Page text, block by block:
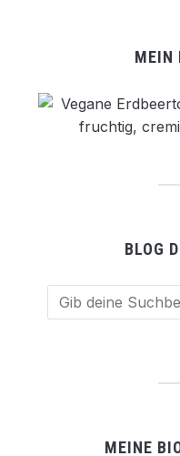
MEIN
BLOG
MEINE